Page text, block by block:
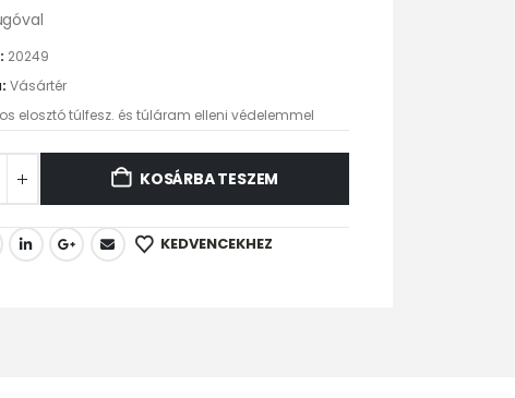
20249
Vásártér
elosztó túlfesz. és túláram elleni védelemmel
KOSÁRBA TESZEM
KEDVENCEKHEZ